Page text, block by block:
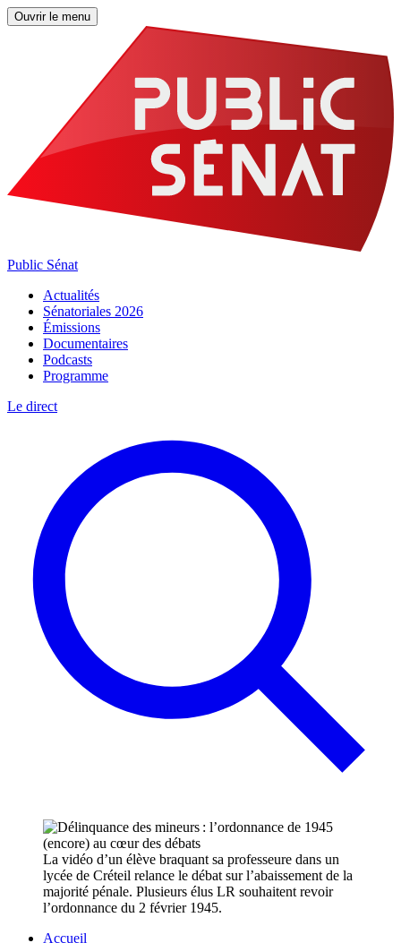
Ouvrir le menu
Public Sénat
Actualités
Sénatoriales 2026
Émissions
Documentaires
Podcasts
Programme
Le direct
La vidéo d’un élève braquant sa professeure dans un
lycée de Créteil relance le débat sur l’abaissement de la
majorité pénale. Plusieurs élus LR souhaitent revoir
l’ordonnance du 2 février 1945.
Accueil